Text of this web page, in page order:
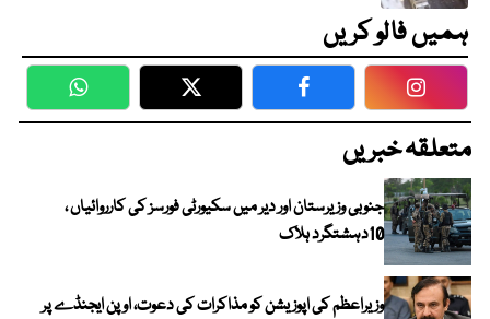
ہمیں فالو کریں
WhatsApp Twitter Facebook
متعلقہ خبریں
جنوبی وزیرستان اور دیر میں سکیورٹی فورسز کی کارروائیاں ،
10دہشتگرد ہلاک
وزیراعظم کی اپوزیشن کو مذاکرات کی دعوت، اوپن ایجنڈے پر